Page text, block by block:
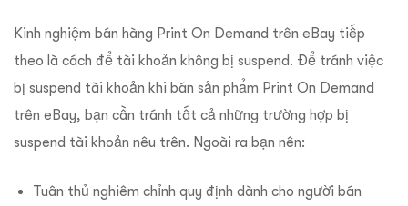
Kinh nghiệm bán hàng Print On Demand trên eBay tiếp
theo là cách để tài khoản không bị suspend. Để tránh việc
bị suspend tài khoản khi bán sản phẩm Print On Demand
trên eBay, bạn cần tránh tất cả những trường hợp bị
suspend tài khoản nêu trên. Ngoài ra bạn nên:
Tuân thủ nghiêm chỉnh quy định dành cho người bán